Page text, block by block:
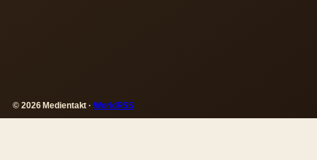
© 2026 Medientakt ·WorldRSS